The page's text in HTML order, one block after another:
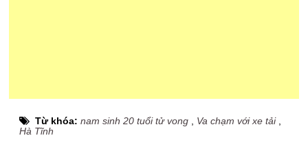
Từ khóa:nam sinh 20 tuổi tử vong Va chạm với xe tải,
Hà Tĩnh